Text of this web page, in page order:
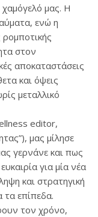
μας. Η
ενώ η
στον
αποκαταστάσεις
και όψεις
μεταλλικό
editor,
μας μίλησε
γερνάνε και πως
για μία νέα
και στρατηγική
επίπεδα.
τον χρόνο,